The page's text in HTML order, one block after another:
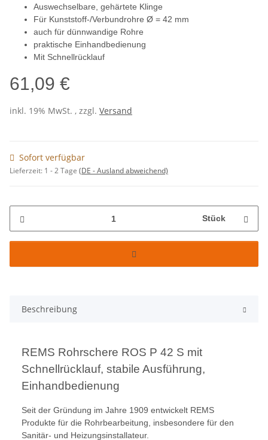
Auswechselbare, gehärtete Klinge
Für Kunststoff-/Verbundrohre Ø = 42 mm
auch für dünnwandige Rohre
praktische Einhandbedienung
Mit Schnellrücklauf
61,09 €
inkl. 19% MwSt. , zzgl. Versand
Sofort verfügbar
Lieferzeit: 1 - 2 Tage (DE - Ausland abweichend)
Stück
Beschreibung
REMS Rohrschere ROS P 42 S mit
Schnellrücklauf, stabile Ausführung,
Einhandbedienung
Seit der Gründung im Jahre 1909 entwickelt REMS
Produkte für die Rohrbearbeitung, insbesondere für den
Sanitär- und Heizungsinstallateur.